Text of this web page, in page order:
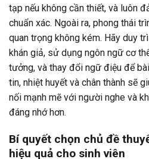
tạp nếu không cần thiết, và luôn
chuẩn xác. Ngoài ra, phong thái
quan trọng không kém. Hãy duy
khán giả, sử dụng ngôn ngữ cơ
tưởng, và thay đổi ngữ điệu để
tin, nhiệt huyết và chân thành sẽ
nối mạnh mẽ với người nghe và
đáng nhớ hơn.
Bí quyết chọn chủ đề
hiệu quả cho sinh viên